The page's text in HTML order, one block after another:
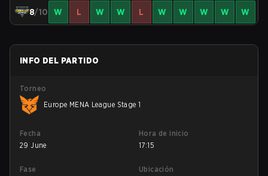
8/10 W L W W L W W W W W
INFO DEL PARTIDO
Torneo
Europe MENA League Stage 1
Fecha
29 June
Hora de inicio
17:15
Fase
Ubicación